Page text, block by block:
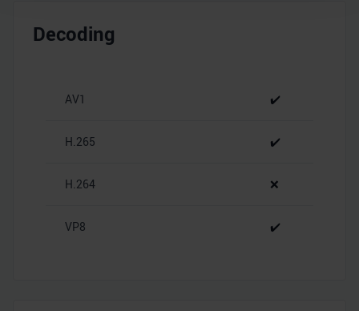
personalisieren, Funktionen für soziale Medien anbieten
soziale Medien, Werbung und Analysen weiter. Unsere
weiteren Daten zusammen, die Sie ihnen bereitgestellt
gesammelt haben.
Decoding
AV1 ✔️
H.265 ✔️
H.264 ❌
VP8 ✔️